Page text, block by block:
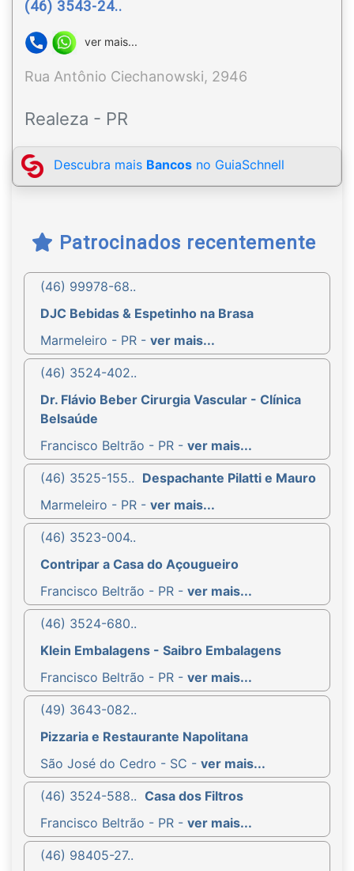
(46) 3543-24..
ver mais...
Rua Antônio Ciechanowski, 2946
Realeza - PR
Descubra mais Bancos no GuiaSchnell
Patrocinados recentemente
(46) 99978-68..
DJC Bebidas & Espetinho na Brasa
Marmeleiro - PR - ver mais...
(46) 3524-402..
Dr. Flávio Beber Cirurgia Vascular - Clínica
Belsaúde
Francisco Beltrão - PR - ver mais...
(46) 3525-155.. Despachante Pilatti e Mauro
Marmeleiro - PR - ver mais...
(46) 3523-004..
Contripar a Casa do Açougueiro
Francisco Beltrão - PR - ver mais...
(46) 3524-680..
Klein Embalagens - Saibro Embalagens
Francisco Beltrão - PR - ver mais...
(49) 3643-082..
Pizzaria e Restaurante Napolitana
São José do Cedro - SC - ver mais...
(46) 3524-588.. Casa dos Filtros
Francisco Beltrão - PR - ver mais...
(46) 98405-27..